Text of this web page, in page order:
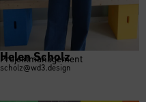
Helen Scholz
Projektmanagement
scholz@wd3.design